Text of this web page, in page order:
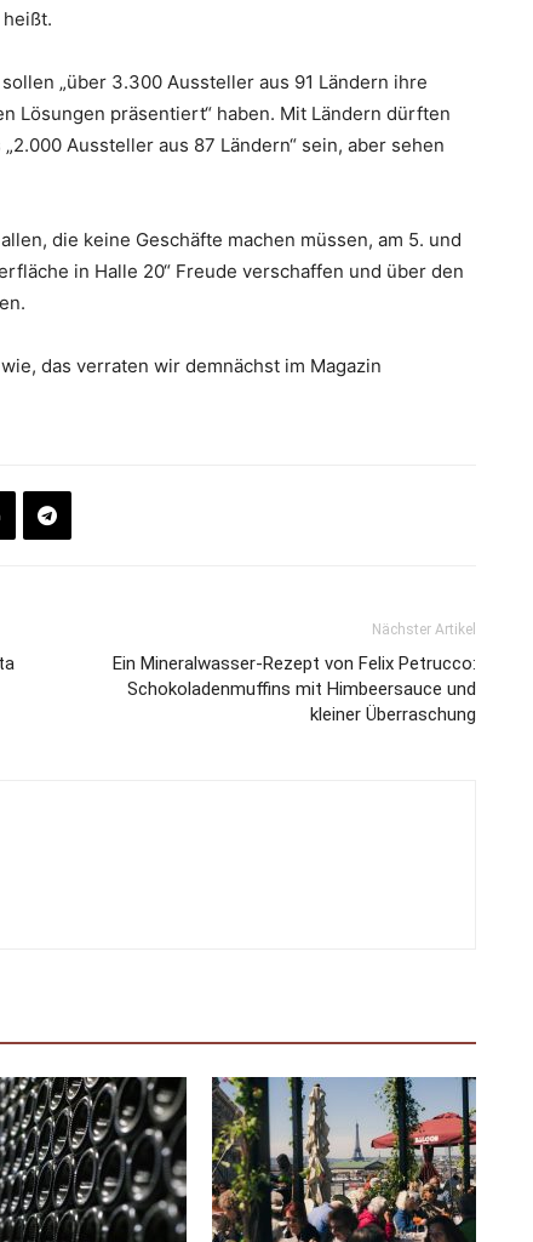
heißt.
„über 3.300 Aussteller aus 91 Ländern ihre
Lösungen präsentiert“ haben. Mit Ländern dürften
Aussteller aus 87 Ländern“ sein, aber sehen
die keine Geschäfte machen müssen, am 5. und
in Halle 20“ Freude verschaffen und über den
das verraten wir demnächst im Magazin
Nächster Artikel
Ein Mineralwasser-Rezept von Felix Petrucco:
Schokoladenmuffins mit Himbeersauce und
kleiner Überraschung